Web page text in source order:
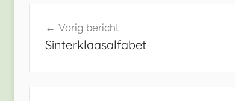
navigatie
Vorig bericht
Sinterklaasalfabet